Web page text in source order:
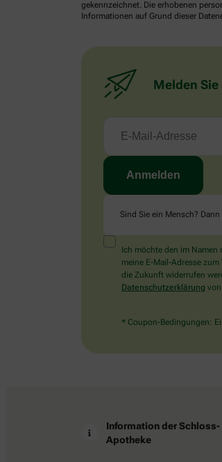
gekennzeichnet. Die erhobenen
Informationen auf Grund dieser
Melden
Sind Sie ein Mensch?
Ich möchte den im Namen
meine E-Mail-Adresse
die Zukunft widerrufen
Datenschutzerklärung
* Coupon-Bedingungen:
Information der Schloss-
Apotheke